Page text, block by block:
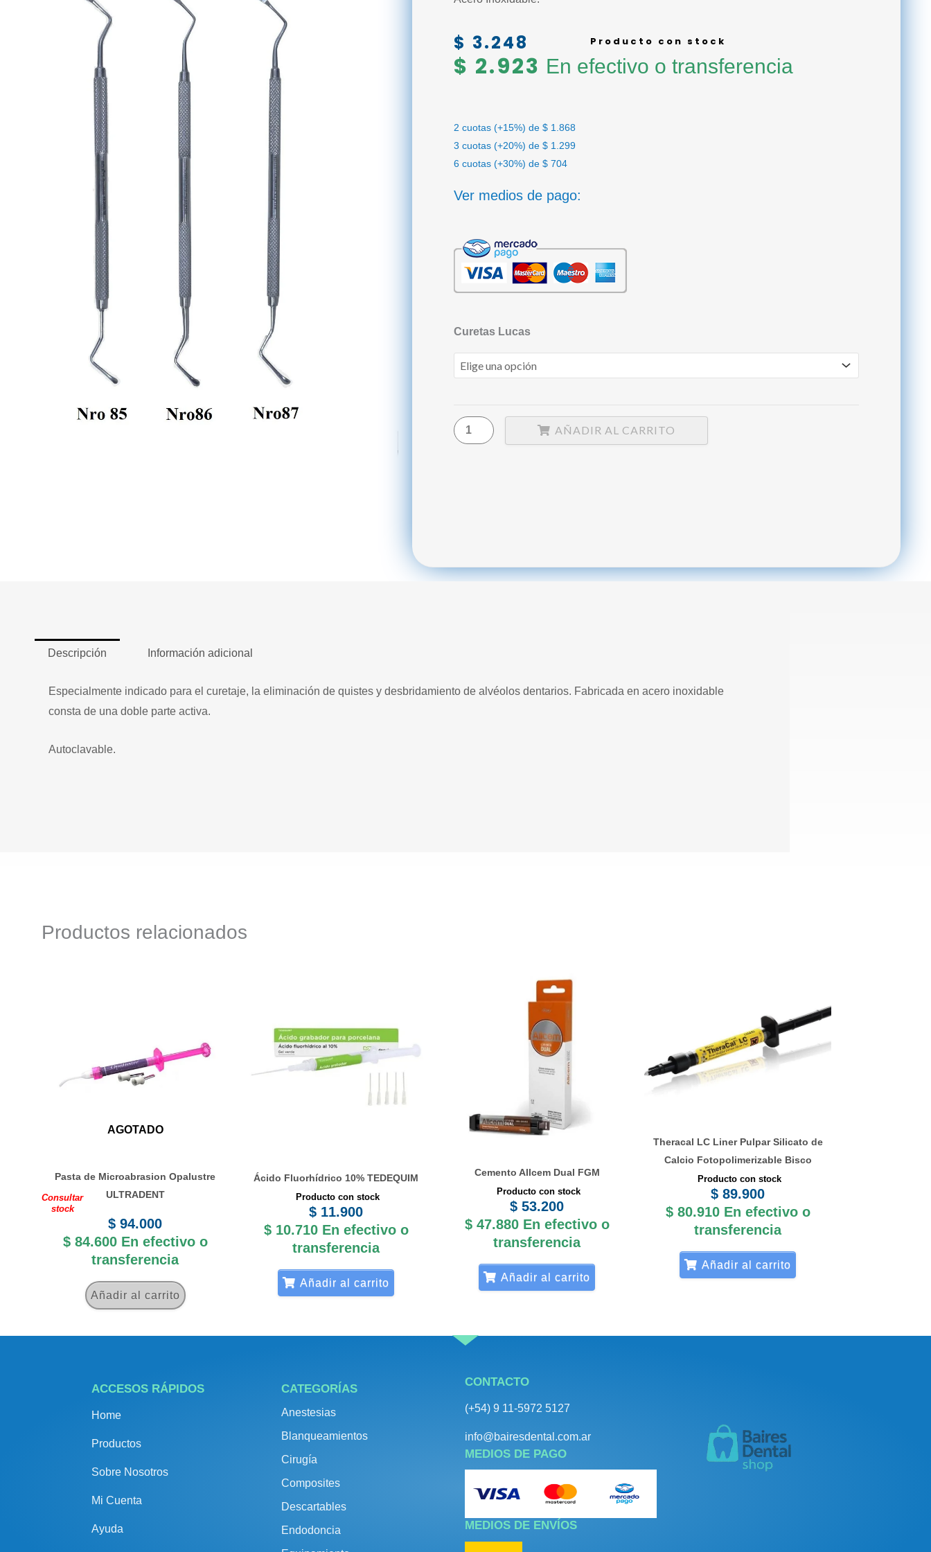
Producto con stock
$ 3.248
$ 2.923 En efectivo o transferencia
2 cuotas (+15%) de $ 1.868
3 cuotas (+20%) de $ 1.299
6 cuotas (+30%) de $ 704
Ver medios de pago:
Curetas Lucas
cantidad
AÑADIR AL CARRITO
Descripción Información adicional
Especialmente indicado para el curetaje, la eliminación de quistes y desbridamiento de alvéolos dentarios. Fabricada en acero inoxidable
consta de una doble parte activa.
Autoclavable.
Productos relacionados
AGOTADO
Pasta de Microabrasion Opalustre
ULTRADENT
Consultar
stock
$ 94.000
$84.600 En efectivo o
transferencia
Añadir al carrito
Ácido Fluorhídrico 10% TEDEQUIM
Producto con stock
$ 11.900
$10.710 En efectivo o
transferencia
Añadir al carrito
Cemento Allcem Dual FGM
Producto con stock
$ 53.200
$47.880 En efectivo o
transferencia
Añadir al carrito
Theracal LC Liner Pulpar Silicato de
Calcio Fotopolimerizable Bisco
Producto con stock
$ 89.900
$80.910 En efectivo o
transferencia
Añadir al carrito
ACCESOS RÁPIDOS
Home
Productos
Sobre Nosotros
Mi Cuenta
Ayuda
CATEGORÍAS
Anestesias
Blanqueamientos
Cirugía
Composites
Descartables
Endodoncia
CONTACTO
(+54) 9 11-5972 5127
info@bairesdental.com.ar
MEDIOS DE PAGO
MEDIOS DE ENVÍOS